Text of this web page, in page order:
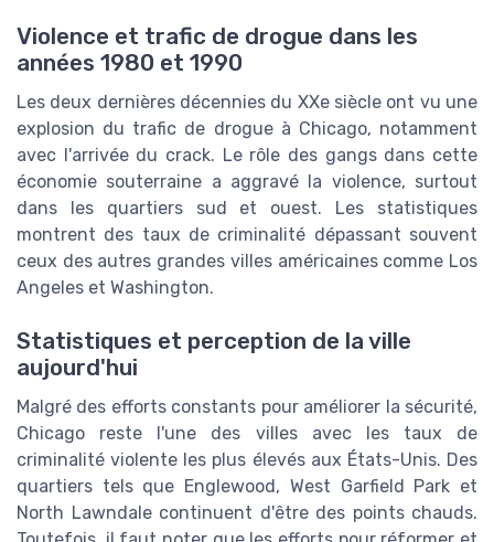
Violence et trafic de drogue dans les
années 1980 et 1990
Les deux dernières décennies du XXe siècle ont vu une
explosion du trafic de drogue à Chicago, notamment
avec l'arrivée du crack. Le rôle des gangs dans cette
économie souterraine a aggravé la violence, surtout
dans les quartiers sud et ouest. Les statistiques
montrent des taux de criminalité dépassant souvent
ceux des autres grandes villes américaines comme Los
Angeles et Washington.
Statistiques et perception de la ville
aujourd'hui
Malgré des efforts constants pour améliorer la sécurité,
Chicago reste l'une des villes avec les taux de
criminalité violente les plus élevés aux États-Unis. Des
quartiers tels que Englewood, West Garfield Park et
North Lawndale continuent d'être des points chauds.